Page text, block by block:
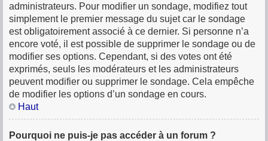
administrateurs. Pour modifier un sondage, modifiez tout
simplement le premier message du sujet car le sondage
est obligatoirement associé à ce dernier. Si personne n’a
encore voté, il est possible de supprimer le sondage ou de
modifier ses options. Cependant, si des votes ont été
exprimés, seuls les modérateurs et les administrateurs
peuvent modifier ou supprimer le sondage. Cela empêche
de modifier les options d’un sondage en cours.
Haut
Pourquoi ne puis-je pas accéder à un forum ?